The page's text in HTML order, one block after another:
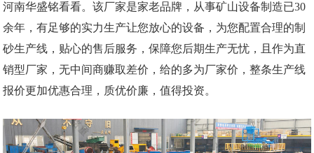
河南华盛铭看看。该厂家是家老品牌，从事矿山设备制造已30
余年，有足够的实力生产让您放心的设备，为您配置合理的制
砂生产线，贴心的售后服务，保障您后期生产无忧，且作为直
销型厂家，无中间商赚取差价，给的多为厂家价，整条生产线
报价更加优惠合理，质优价廉，值得投资。